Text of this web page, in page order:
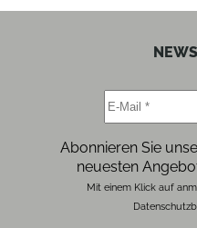
Abonnieren Sie
neuesten
Mit einem Klick auf